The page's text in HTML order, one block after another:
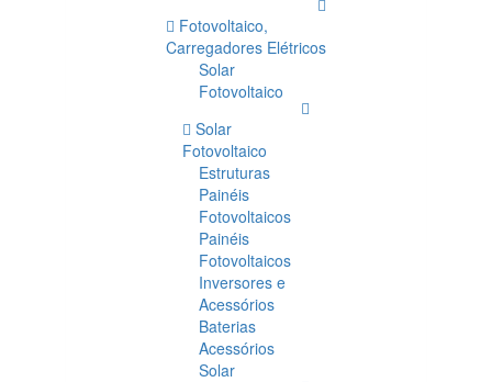
Fotovoltaico,
Carregadores Elétricos
Solar
Fotovoltaico
Solar
Fotovoltaico
Estruturas
Painéis
Fotovoltaicos
Painéis
Fotovoltaicos
Inversores e
Acessórios
Baterias
Acessórios
Solar